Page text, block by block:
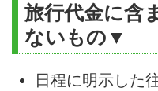
旅行代金に含
ないもの▼
日程に明示した